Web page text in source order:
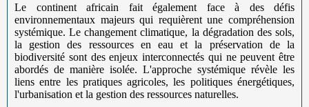
Le continent africain fait également face à des défis
environnementaux majeurs qui requièrent une compréhension
systémique. Le changement climatique, la dégradation des sols,
la gestion des ressources en eau et la préservation de la
biodiversité sont des enjeux interconnectés qui ne peuvent être
abordés de manière isolée. L'approche systémique révèle les
liens entre les pratiques agricoles, les politiques énergétiques,
l'urbanisation et la gestion des ressources naturelles.